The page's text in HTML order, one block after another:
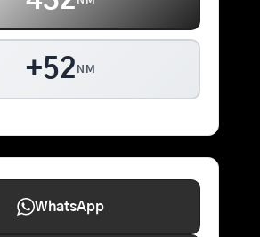
+52 NM
WhatsApp